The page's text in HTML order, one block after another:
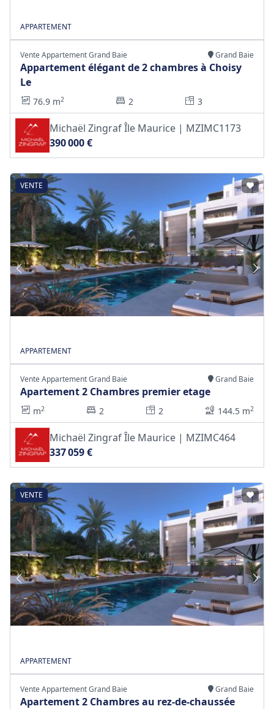
APPARTEMENT
Vente Appartement Grand Baie Grand Baie
Appartement élégant de 2 chambres à Choisy
Le
76.9 m2 2 3
Michaël Zingraf Île Maurice | MZIMC1173
390 000 €
VENTE
APPARTEMENT
Vente Appartement Grand Baie Grand Baie
Apartement 2 Chambres premier etage
m2 2 2 144.5 m2
Michaël Zingraf Île Maurice | MZIMC464
337 059 €
VENTE
APPARTEMENT
Vente Appartement Grand Baie Grand Baie
Apartement 2 Chambres au rez-de-chaussée